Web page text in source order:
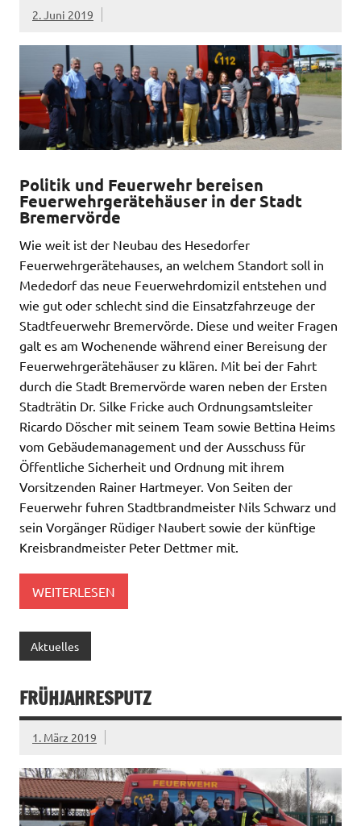
2. Juni 2019
Politik und Feuerwehr bereisen
Feuerwehrgerätehäuser in der Stadt
Bremervörde
Wie weit ist der Neubau des Hesedorfer
Feuerwehrgerätehauses, an welchem Standort soll in
Mededorf das neue Feuerwehrdomizil entstehen und
wie gut oder schlecht sind die Einsatzfahrzeuge der
Stadtfeuerwehr Bremervörde. Diese und weiter Fragen
galt es am Wochenende während einer Bereisung der
Feuerwehrgerätehäuser zu klären. Mit bei der Fahrt
durch die Stadt Bremervörde waren neben der Ersten
Stadträtin Dr. Silke Fricke auch Ordnungsamtsleiter
Ricardo Döscher mit seinem Team sowie Bettina Heims
vom Gebäudemanagement und der Ausschuss für
Öffentliche Sicherheit und Ordnung mit ihrem
Vorsitzenden Rainer Hartmeyer. Von Seiten der
Feuerwehr fuhren Stadtbrandmeister Nils Schwarz und
sein Vorgänger Rüdiger Naubert sowie der künftige
Kreisbrandmeister Peter Dettmer mit.
WEITERLESEN
Aktuelles
FRÜHJAHRESPUTZ
1. März 2019